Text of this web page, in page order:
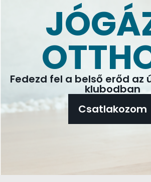
Fedezd fel a belső erőd az
klubodban
Csatlakozom